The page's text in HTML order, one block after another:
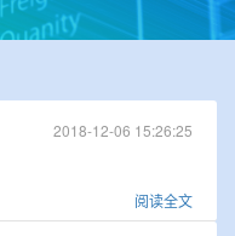
阅读全文
2018-12-06 15:26:25